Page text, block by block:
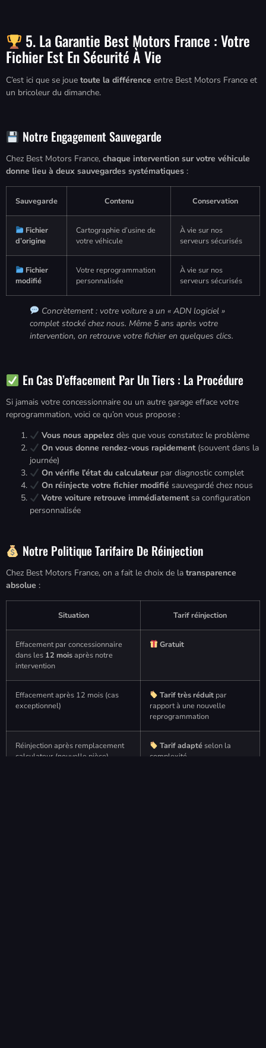
5. La Garantie Best Motors France : Votre
Fichier Est En Sécurité À Vie
C’est ici que se joue toute la différence entre Best Motors France et
un bricoleur du dimanche.
Notre Engagement Sauvegarde
Chez Best Motors France, chaque intervention sur votre véhicule
donne lieu à deux sauvegardes systématiques :
Sauvegarde Contenu Conservation
Fichier
d’origine
Cartographie d’usine de
votre véhicule
À vie sur nos
serveurs sécurisés
Fichier
modifié
Votre reprogrammation
personnalisée
À vie sur nos
serveurs sécurisés
Concrètement : votre voiture a un « ADN logiciel »
complet stocké chez nous. Même 5 ans après votre
intervention, on retrouve votre fichier en quelques clics.
En Cas D’effacement Par Un Tiers : La Procédure
Si jamais votre concessionnaire ou un autre garage efface votre
reprogrammation, voici ce qu’on vous propose :
Vous nous appelezdès que vous constatez le problème
On vous donne rendez-vous rapidement(souvent dans la
journée)
On vérifie l’état du calculateurpar diagnostic complet
On réinjecte votre fichier modifié sauvegardé chez nous
Votre voiture retrouve immédiatementsa configuration
personnalisée
Notre Politique Tarifaire De Réinjection
Chez Best Motors France, on a fait le choix de la transparence
absolue :
Situation Tarif réinjection
Effacement par concessionnaire
dans les 12 moisaprès notre
intervention
Gratuit
Effacement après 12 mois (cas
exceptionnel)
Tarif très réduit par
rapport à une nouvelle
reprogrammation
Réinjection après remplacement
calculateur (nouvelle pièce)
Tarif adaptéselon la
complexité